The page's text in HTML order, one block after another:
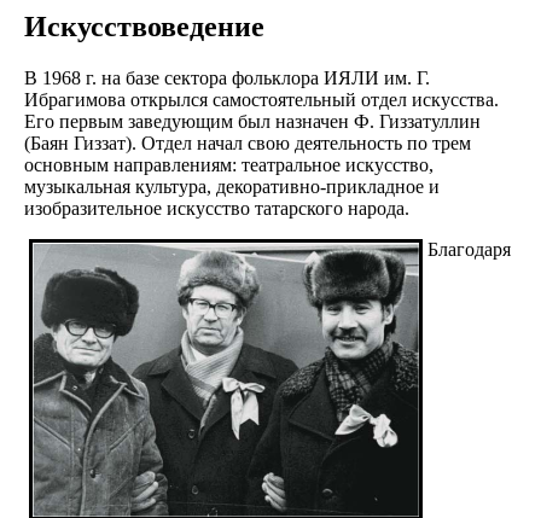
Искусствоведение
В 1968 г. на базе сектора фольклора ИЯЛИ им. Г.
Ибрагимова открылся самостоятельный отдел искусства.
Его первым заведующим был назначен Ф. Гиззатуллин
(Баян Гиззат). Отдел начал свою деятельность по трем
основным направлениям: театральное искусство,
музыкальная культура, декоративно-прикладное и
изобразительное искусство татарского народа.
Благодаря